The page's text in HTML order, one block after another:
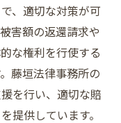
、適切な対策が可
害額の返還請求や
な権利を行使する
藤垣法律事務所の
を行い、適切な賠
提供しています。